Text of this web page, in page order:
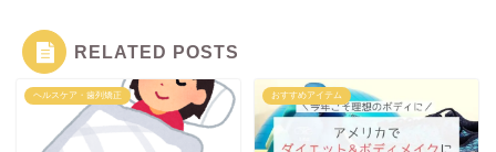
RELATED POSTS
ヘルスケア・歯列矯正 おすすめアイテム